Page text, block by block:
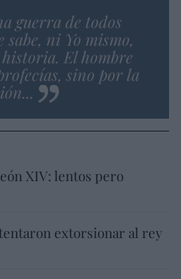
guerra de todos
ni Yo mismo,
El hombre
sino por la
XIV: lentos pero
extorsionar al rey